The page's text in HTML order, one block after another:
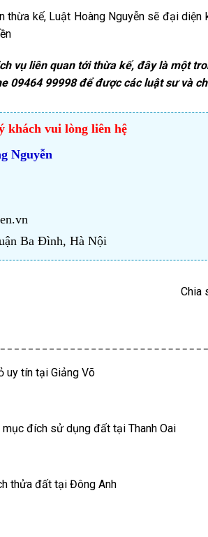
thừa kế, Luật Hoàng Nguyễn sẽ đại
vụ liên quan tới thừa kế, đây là một
09464 99998để được các luật sư và
khách vui lòng liên hệ
Nguyễn
Ba Đình, Hà Nội
uy tín tại Giảng Võ
đích sử dụng đất tại Thanh Oai
thửa đất tại Đông Anh